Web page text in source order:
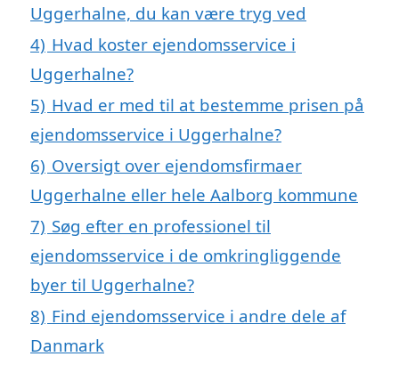
Uggerhalne, du kan være tryg ved
4) Hvad koster ejendomsservice i
Uggerhalne?
5) Hvad er med til at bestemme prisen på
ejendomsservice i Uggerhalne?
6) Oversigt over ejendomsfirmaer
Uggerhalne eller hele Aalborg kommune
7) Søg efter en professionel til
ejendomsservice i de omkringliggende
byer til Uggerhalne?
8) Find ejendomsservice i andre dele af
Danmark